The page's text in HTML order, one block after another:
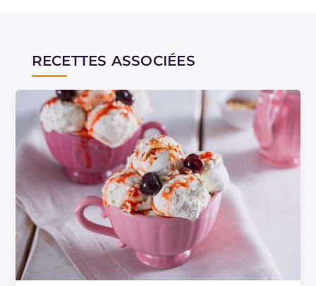
RECETTES ASSOCIÉES